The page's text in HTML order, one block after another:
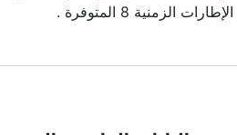
الزمنية 8 المتوفرة .
نهاية للإطار الزمني في اللوحة